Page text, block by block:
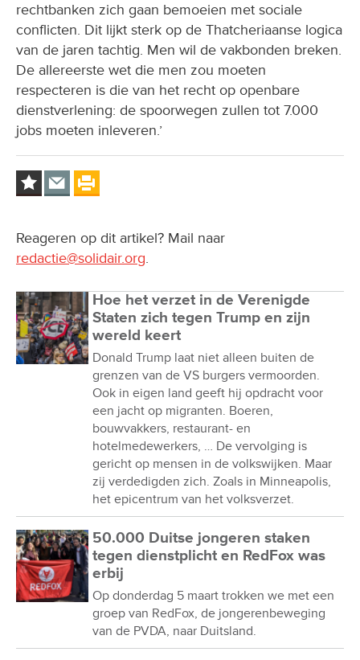
rechtbanken zich gaan bemoeien met sociale
conflicten. Dit lijkt sterk op de Thatcheriaanse logica
van de jaren tachtig. Men wil de vakbonden breken.
De allereerste wet die men zou moeten
respecteren is die van het recht op openbare
dienstverlening: de spoorwegen zullen tot 7.000
jobs moeten inleveren.’
Reageren op dit artikel? Mail naar
redactie@solidair.org.
Hoe het verzet in de Verenigde
Staten zich tegen Trump en zijn
wereld keert
Donald Trump laat niet alleen buiten de
grenzen van de VS burgers vermoorden.
Ook in eigen land geeft hij opdracht voor
een jacht op migranten. Boeren,
bouwvakkers, restaurant- en
hotelmedewerkers, … De vervolging is
gericht op mensen in de volkswijken. Maar
zij verdedigden zich. Zoals in Minneapolis,
het epicentrum van het volksverzet.
50.000 Duitse jongeren staken
tegen dienstplicht en RedFox was
erbij
Op donderdag 5 maart trokken we met een
groep van RedFox, de jongerenbeweging
van de PVDA, naar Duitsland.